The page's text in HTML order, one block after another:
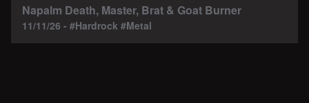
Napalm Death, Master, Brat & Goat Burner
11/11/26 - #Hardrock #Metal